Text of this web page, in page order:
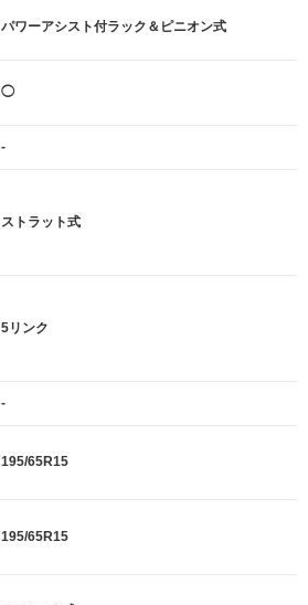
パワーアシスト付ラック＆ピニオン式
◯
-
ストラット式
5リンク
-
195/65R15
195/65R15